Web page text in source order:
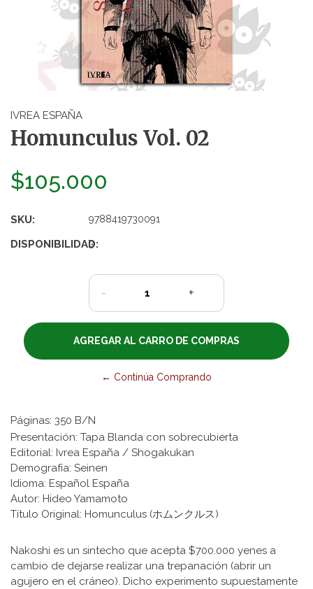
IVREA ESPAÑA
Homunculus Vol. 02
$105.000
SKU: 9788419730091
DISPONIBILIDAD:
3
- +
← Continúa Comprando
Páginas: 350 B/N
Presentación: Tapa Blanda con sobrecubierta
Editorial: Ivrea España / Shogakukan
Demografía: Seinen
Idioma: Español España
Autor: Hideo Yamamoto
Título Original: Homunculus (ホムンクルス)
Nakoshi es un sintecho que acepta $700.000 yenes a
cambio de dejarse realizar una trepanación (abrir un
agujero en el cráneo). Dicho experimento supuestamente